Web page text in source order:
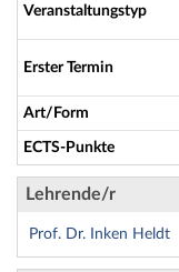
Veranstaltungstyp
Erster Termin
Art/Form
ECTS-Punkte
Lehrende/r
Prof. Dr. Inken Heldt